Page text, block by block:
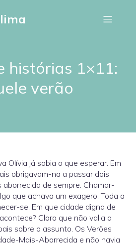
histórias 1×11:
verão
Olívia já sabia o que esperar. Em
obrigavam-na a passar dois
aborrecida de sempre. Chamar-
que achava um exagero. Toda a
se. Em que cidade digna de
Claro que não valia a
sobre o assunto. Os Verões
Mais-Aborrecida e não havia